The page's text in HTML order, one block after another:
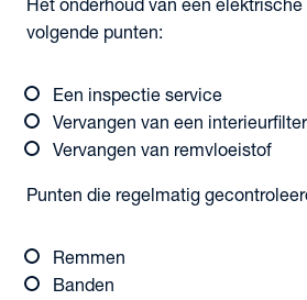
Het onderhoud van een
volgende punten:
Een inspectie service
Vervangen van een interieurfilter
Vervangen van remvloeistof
Punten die regelmatig
Remmen
Banden